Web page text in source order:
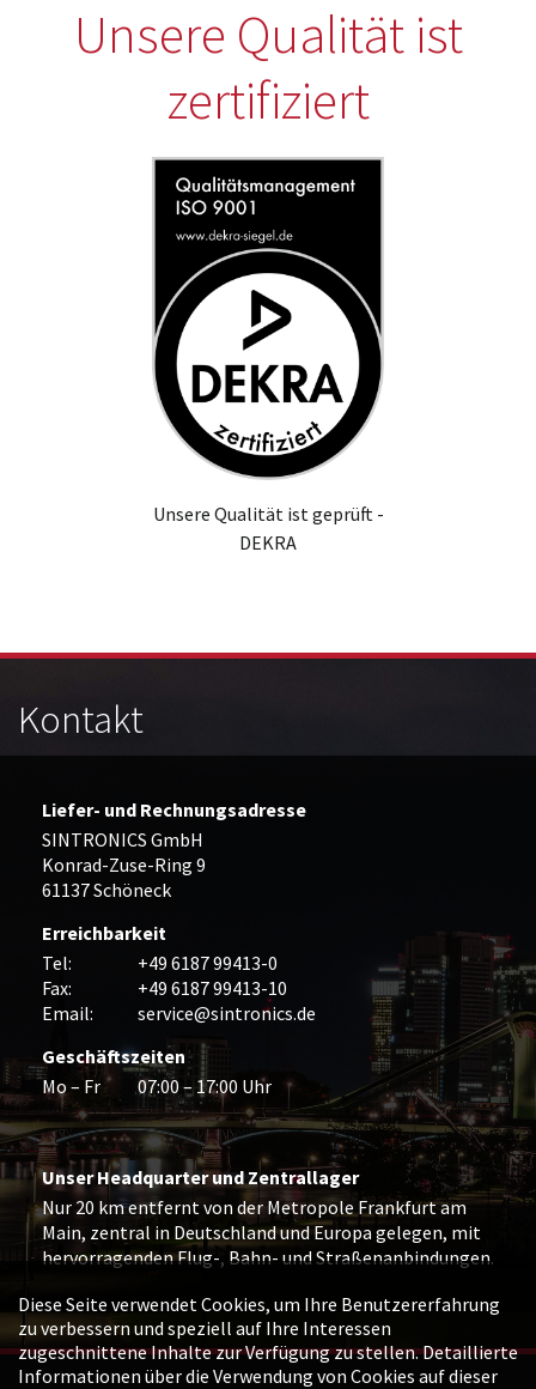
Unsere Qualität ist
zertifiziert
Unsere Qualität ist geprüft -
DEKRA
Kontakt
Liefer- und Rechnungsadresse
SINTRONICS GmbH
Konrad-Zuse-Ring 9
61137 Schöneck
Erreichbarkeit
Tel:
+49 6187 99413-0
Fax:
+49 6187 99413-10
Email:
service@sintronics.de
Geschäftszeiten
Mo – Fr
07:00 – 17:00 Uhr
Unser Headquarter und Zentrallager
Nur 20 km entfernt von der Metropole Frankfurt am
Main, zentral in Deutschland und Europa gelegen, mit
hervorragenden Flug-, Bahn- und Straßenanbindungen.
Diese Seite verwendet Cookies, um Ihre Benutzererfahrung
zu verbessern und speziell auf Ihre Interessen
zugeschnittene Inhalte zur Verfügung zu stellen. Detaillierte
Informationen über die Verwendung von Cookies auf dieser